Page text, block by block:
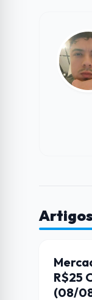
CUPONS
R$25
(08/